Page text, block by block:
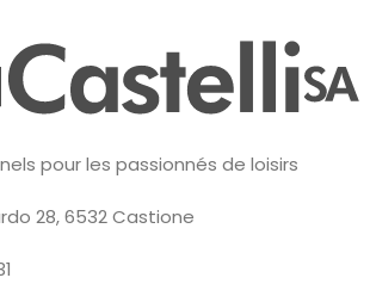
pour les passionnés de loisirs
28, 6532 Castione